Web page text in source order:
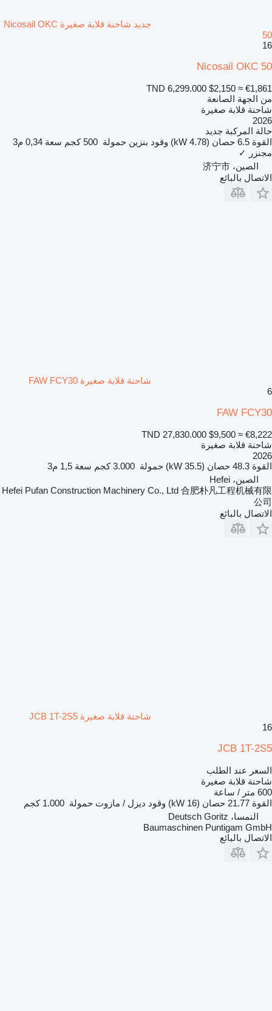
جديد شاحنة قلابة صغيرة Nicosail OKC
50
16
Nicosail OKC 50
TND 6,299.000 $2,150 ≈ €1,861
من الجهة الصانعة
شاحنة قلابة صغيرة
2026
حالة المركبة جديد
القوة 6.5 حصان (4.78 kW) وقود بنزين حمولة 500 كجم سعة 0,34 م3
مجنزر
✓
الصين، 济宁市
الاتصال بالبائع
شاحنة قلابة صغيرة FAW FCY30
6
FAW FCY30
TND 27,830.000 $9,500 ≈ €8,222
شاحنة قلابة صغيرة
2026
القوة 48.3 حصان (35.5 kW) حمولة 3.000 كجم سعة 1,5 م3
الصين، Hefei
Hefei Pufan Construction Machinery Co., Ltd 合肥朴凡工程机械有限
公司
الاتصال بالبائع
شاحنة قلابة صغيرة JCB 1T-2S5
16
JCB 1T-2S5
السعر عند الطلب
شاحنة قلابة صغيرة
600 متر / ساعة
القوة 21.77 حصان (16 kW) وقود ديزل / مازوت حمولة 1.000 كجم
النمسا، Deutsch Goritz
Baumaschinen Puntigam GmbH
الاتصال بالبائع